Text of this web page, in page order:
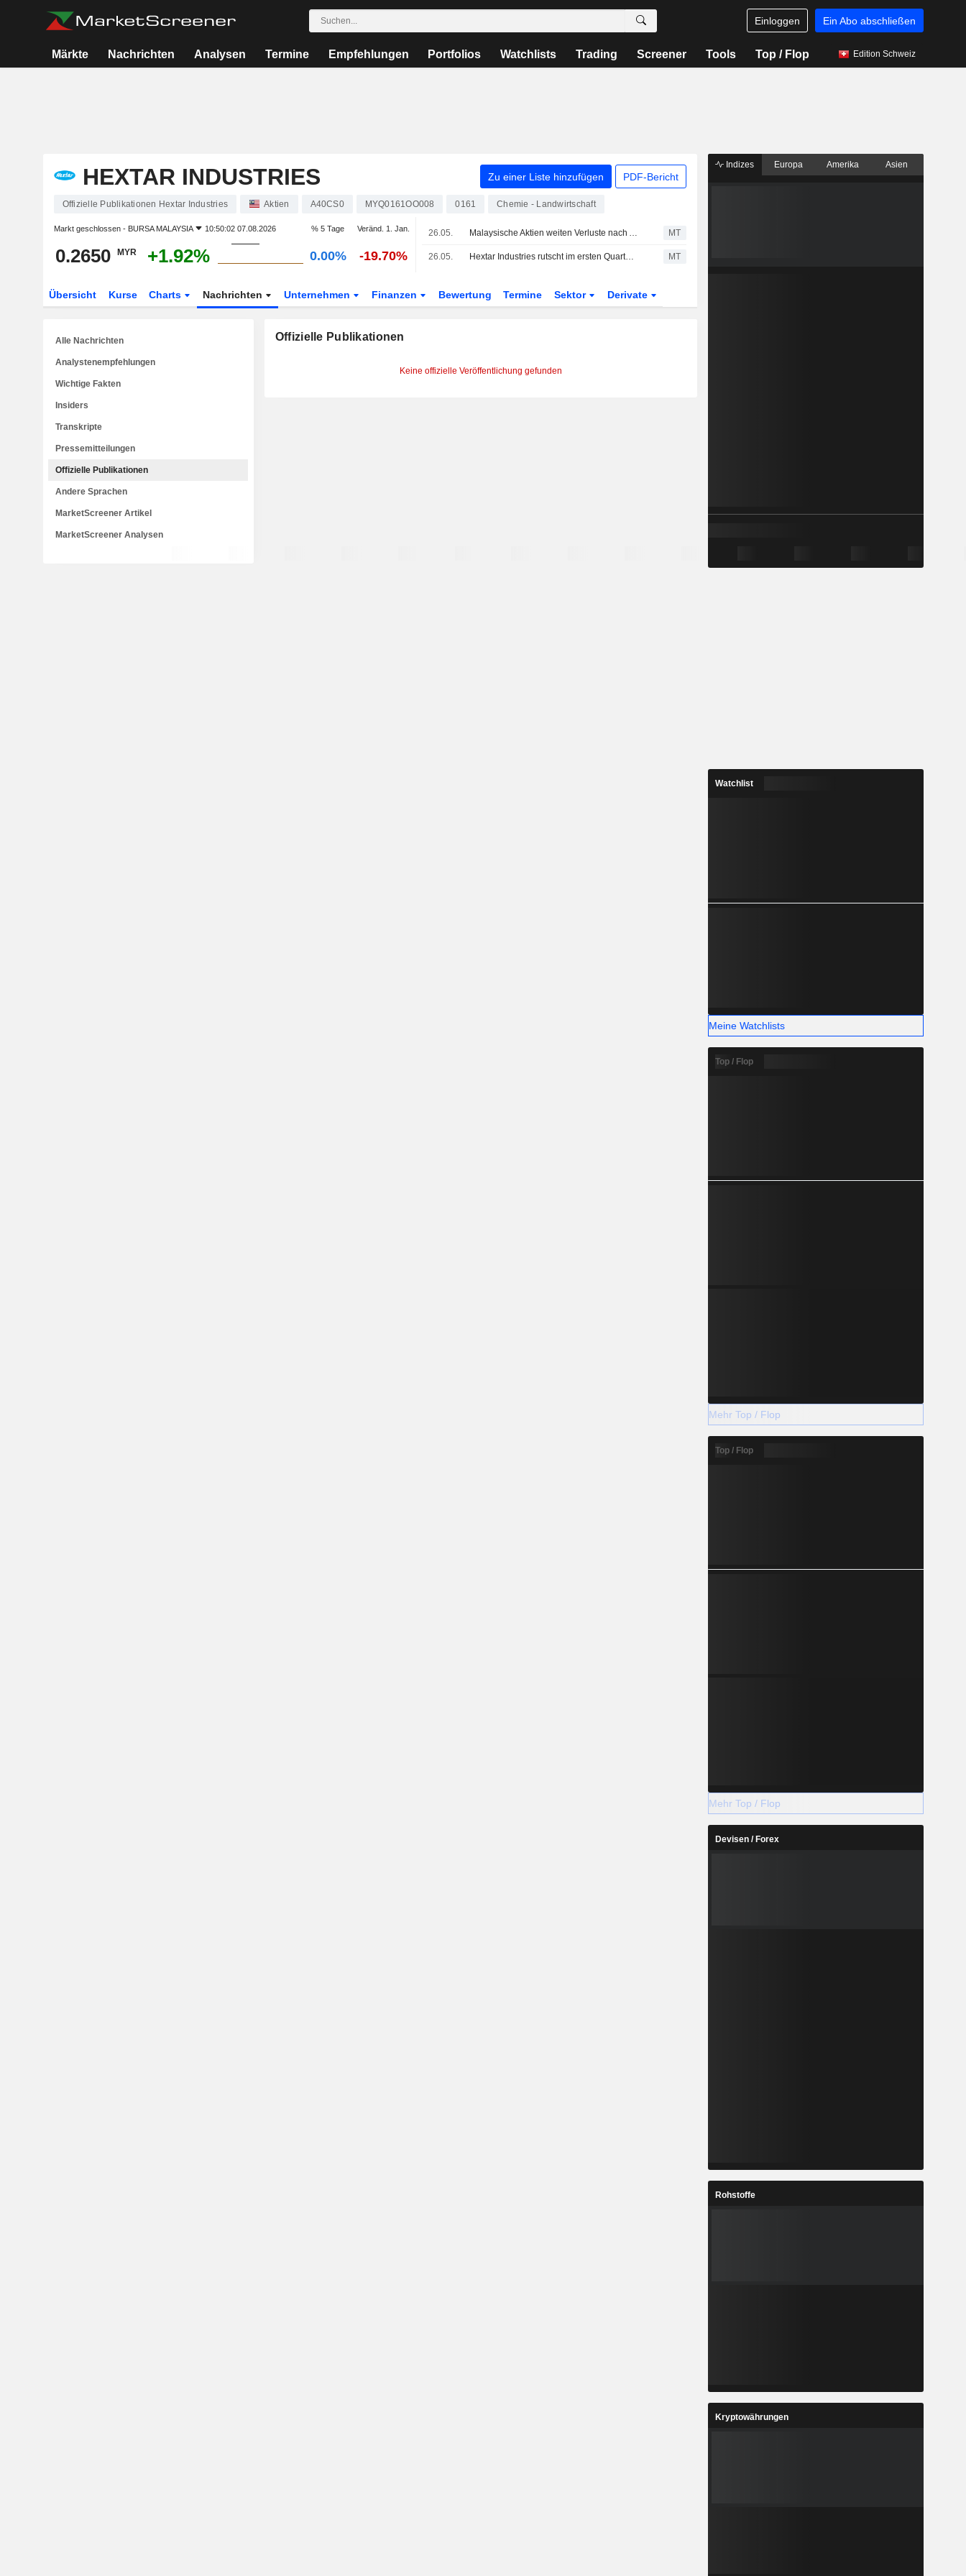
Einloggen Ein Abo abschließen
Märkte Nachrichten Analysen Termine Empfehlungen Portfolios Watchlists Trading Screener Tools Top / Flop Edition Schweiz
HEXTAR INDUSTRIES Zu einer Liste hinzufügen PDF-Bericht
Offizielle Publikationen Hextar Industries Aktien A40CS0 MYQ0161OO008 0161 Chemie - Landwirtschaft
Markt geschlossen - BURSA MALAYSIA 10:50:02 07.08.2026 % 5 Tage Veränd. 1. Jan.
0.2650 MYR +1.92% 0.00% -19.70%
26.05. Malaysische Aktien weiten Verluste nach Anstieg der Erzeugerpreise aus MT
26.05. Hextar Industries rutscht im ersten Quartal in die Verlustzone MT
Übersicht Kurse Charts Nachrichten Unternehmen Finanzen Bewertung Termine Sektor Derivate
Offizielle Publikationen
Keine offizielle Veröffentlichung gefunden
Alle Nachrichten
Analystenempfehlungen
Wichtige Fakten
Insiders
Transkripte
Pressemitteilungen
Offizielle Publikationen
Andere Sprachen
MarketScreener Artikel
MarketScreener Analysen
Indizes Europa Amerika Asien
Watchlist
Meine Watchlists
Top / Flop
Mehr Top / Flop
Top / Flop
Mehr Top / Flop
Devisen / Forex
Rohstoffe
Kryptowährungen